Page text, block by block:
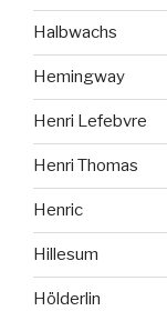
Halbwachs
Hemingway
Henri Lefebvre
Henri Thomas
Henric
Hillesum
Hölderlin